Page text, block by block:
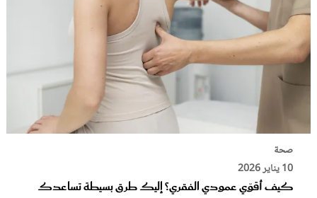
صحة
10 يناير 2026
كيف أقوّي عمودي الفقري؟ إليك طرق بسيطة تساعدك